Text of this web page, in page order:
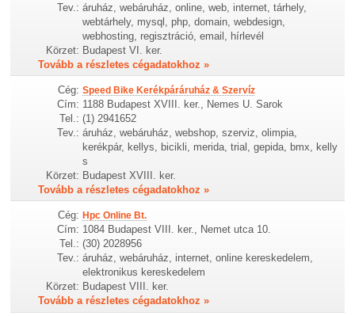
Tev.: áruház, webáruház, online, web, internet, tárhely,
webtárhely, mysql, php, domain, webdesign,
webhosting, regisztráció, email, hírlevél
Körzet: Budapest VI. ker.
Tovább a részletes cégadatokhoz »
Cég: Speed Bike Kerékpáráruház & Szervíz
Cím: 1188 Budapest XVIII. ker., Nemes U. Sarok
Tel.: (1) 2941652
Tev.: áruház, webáruház, webshop, szerviz, olimpia,
kerékpár, kellys, bicikli, merida, trial, gepida, bmx, kelly
s
Körzet: Budapest XVIII. ker.
Tovább a részletes cégadatokhoz »
Cég: Hpc Online Bt.
Cím: 1084 Budapest VIII. ker., Nemet utca 10.
Tel.: (30) 2028956
Tev.: áruház, webáruház, internet, online kereskedelem,
elektronikus kereskedelem
Körzet: Budapest VIII. ker.
Tovább a részletes cégadatokhoz »